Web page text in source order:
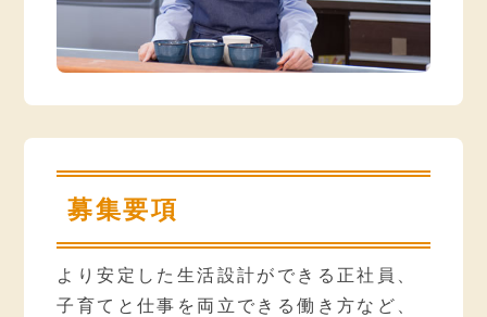
募集要項
より安定した生活設計ができる正社員、
子育てと仕事を両立できる働き方など、